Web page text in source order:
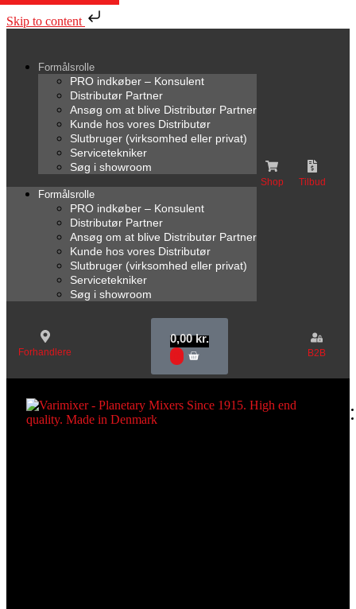
Skip to content
Formålsrolle
PRO indkøber – Konsulent
Distributør Partner
Ansøg om at blive Distributør Partner
Kunde hos vores Distributør
Slutbruger (virksomhed eller privat)
Servicetekniker
Søg i showroom
Formålsrolle
PRO indkøber – Konsulent
Distributør Partner
Ansøg om at blive Distributør Partner
Kunde hos vores Distributør
Slutbruger (virksomhed eller privat)
Servicetekniker
Søg i showroom
Shop Tilbud
Forhandlere
0,00kr.
B2B